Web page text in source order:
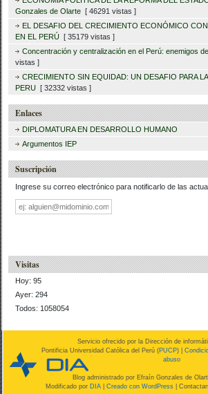
Gonzales de Olarte [ 46291 vistas ]
EL DESAFIO DEL CRECIMIENTO ECONÓMICO
EN EL PERÚ [ 35179 vistas ]
Concentración y centralización en el Perú: enemigos
vistas ]
CRECIMIENTO SIN EQUIDAD: UN DESAFIO PARA
PERU [ 32332 vistas ]
Enlaces
DIPLOMATURA EN DESARROLLO HUMANO
Argumentos IEP
Suscripción
Ingrese su correo electrónico para notificarlo de las
Dirección
de
correo
Visitas
Hoy: 95
Ayer: 294
Todos: 1058054
Servicio ofrecido por la Dirección de
Pontificia Universidad Católica del Perú (PUCP) |
abuso
Blog administrado por Efraín Gonzales de
Modificado por DIA| Creado con WordPress|